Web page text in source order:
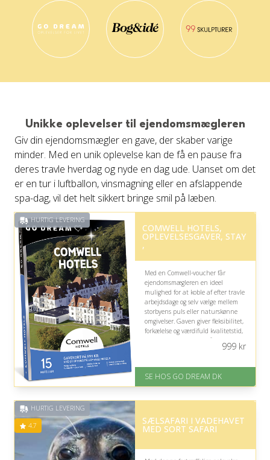
Unikke oplevelser til ejendomsmægleren
Giv din ejendomsmægler en gave, der skaber varige
minder. Med en unik oplevelse kan de få en pause fra
deres travle hverdag og nyde en dag ude. Uanset om det
er en tur i luftballon, vinsmagning eller en afslappende
spa-dag, vil det helt sikkert bringe smil på læben.
HURTIG LEVERING
COMWELL HOTELS,
OPLEVELSESGAVER, STAY
,
Med en Comwell-voucher får
ejendomsmægleren en ideel
mulighed for at koble af efter travle
arbejdsdage og selv vælge mellem
storbyens puls eller naturskønne
omgivelser. Gaven giver fleksibilitet,
forkælelse og værdifuld kvalitetstid,
men vær opmærksom på, at spa-
behandlinger ikke er inkluderet.
På lager
Levering: E-gavekort kan leveres
999kr
SE HOS GO DREAM DK
HURTIG LEVERING
4.7 SÆLSAFARI I VADEHAVET
MED SORT SAFARI